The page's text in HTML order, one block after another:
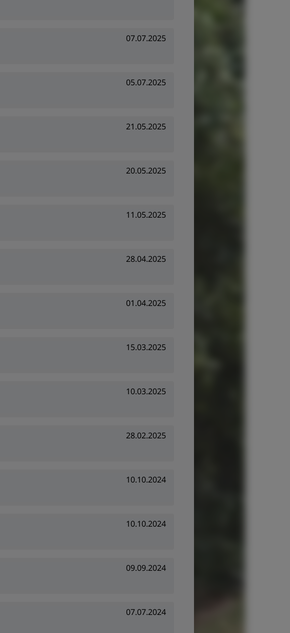
07.07.2025
05.07.2025
21.05.2025
20.05.2025
11.05.2025
28.04.2025
01.04.2025
15.03.2025
10.03.2025
28.02.2025
10.10.2024
10.10.2024
09.09.2024
07.07.2024